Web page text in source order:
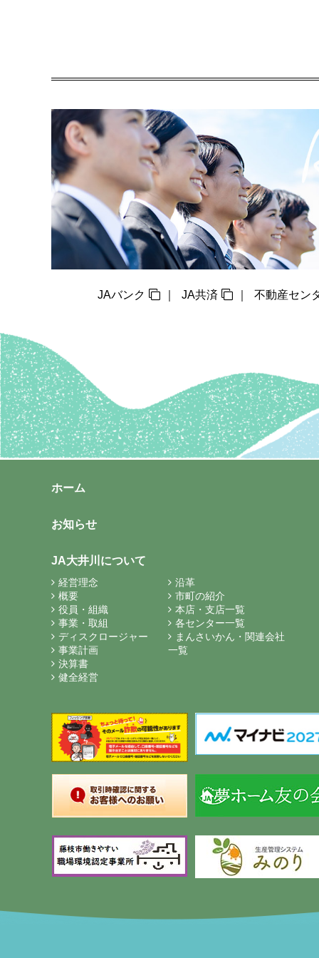
JAバンク JA共済 不動産セン
ホーム
お知らせ
JA大井川について
経営理念
概要
役員・組織
事業・取組
ディスクロージャー
事業計画
決算書
健全経営
沿革
市町の紹介
本店・支店一覧
各センター一覧
まんさいかん・関連会社
一覧